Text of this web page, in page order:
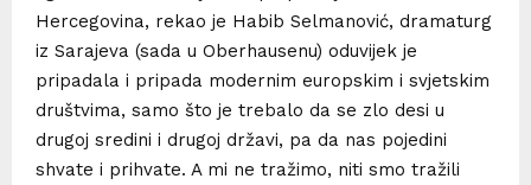
Hercegovina, rekao je Habib Selmanović, dramaturg
iz Sarajeva (sada u Oberhausenu) oduvijek je
pripadala i pripada modernim europskim i svjetskim
društvima, samo što je trebalo da se zlo desi u
drugoj sredini i drugoj državi, pa da nas pojedini
shvate i prihvate. A mi ne tražimo, niti smo tražili